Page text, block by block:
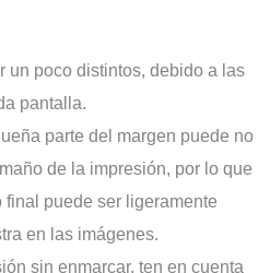
un poco distintos, debido a las
pantalla.
parte del margen puede no
de la impresión, por lo que
puede ser ligeramente
en las imágenes.
sin enmarcar, ten en cuenta